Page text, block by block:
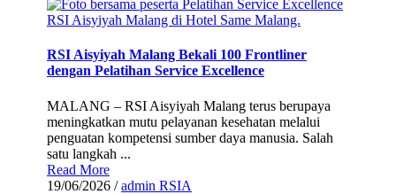
RSI Aisyiyah Malang Bekali 100 Frontliner
dengan Pelatihan Service Excellence
MALANG – RSI Aisyiyah Malang terus berupaya
meningkatkan mutu pelayanan kesehatan melalui
penguatan kompetensi sumber daya manusia. Salah
satu langkah ...
Read More
19/06/2026 /admin RSIA